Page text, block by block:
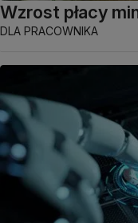
Wzrost płacy
DLA PRACOWNIKA